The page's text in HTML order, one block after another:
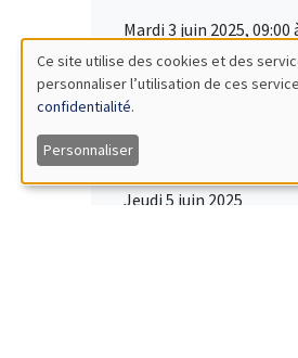
Mardi 3 juin 2025, 09:00
Vendredi 6 juin 2025,
Îlot Bernard du Bois
Jeudi 5 juin 2025
Utilisation
des
données
Ce site utilise des cookies et des
personnaliser l’utilisation de ces
confidentialité.
Personnaliser